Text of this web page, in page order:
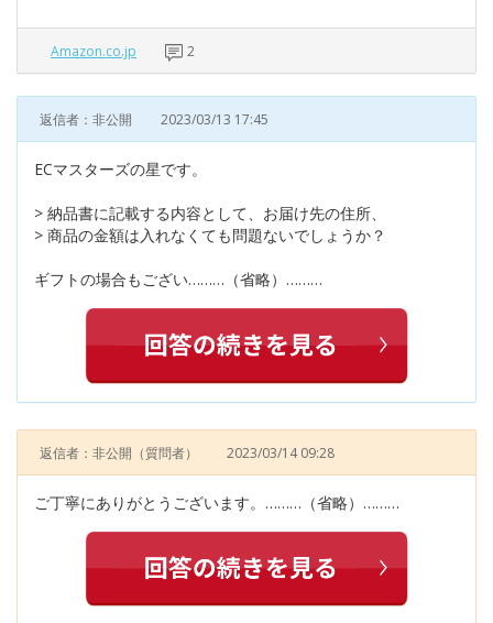
Amazon.co.jp 2
返信者：非公開 2023/03/13 17:45
ECマスターズの星です。
> 納品書に記載する内容として、お届け先の住所、
> 商品の金額は入れなくても問題ないでしょうか？
ギフトの場合もござい………（省略）………
返信者：非公開 （質問者） 2023/03/14 09:28
ご丁寧にありがとうございます。………（省略）………